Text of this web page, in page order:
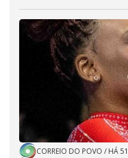
CORREIO DO POVO / HÁ